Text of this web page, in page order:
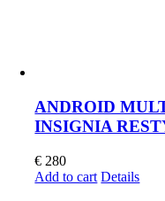
ANDROID
INSIGNIA
€ 280
Add to cart Details